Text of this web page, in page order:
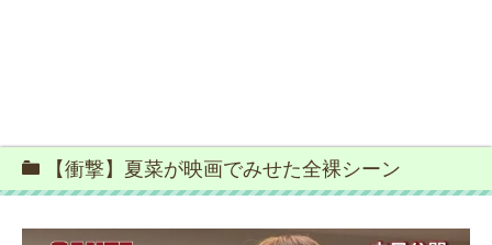
【衝撃】夏菜が映画でみせた全裸シーン